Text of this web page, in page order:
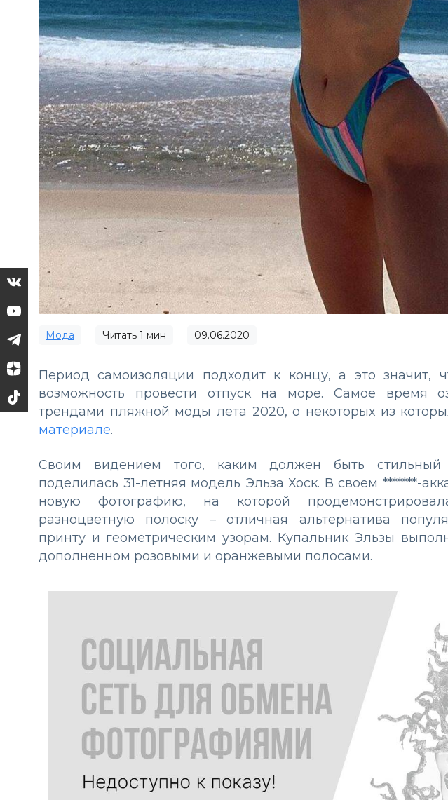
Мода Читать 1 мин 09.06.2020
Период самоизоляции подходит к концу, а это значит,
возможность провести отпуск на море. Самое время
трендами пляжной моды лета 2020, о некоторых из
материале.
Своим видением того, каким должен быть стильный
поделилась 31-летняя модель Эльза Хоск. В своем *******-
новую фотографию, на которой
разноцветную полоску – отличная альтернатива
принту и геометрическим узорам. Купальник Эльзы
дополненном розовыми и оранжевыми полосами.